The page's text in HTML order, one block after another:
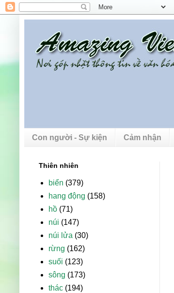
Con người - Sự kiện Cảm nhận
Thiên nhiên
biển (379)
hang động (158)
hồ (71)
núi (147)
núi lửa (30)
rừng (162)
suối (123)
sông (173)
thác (194)